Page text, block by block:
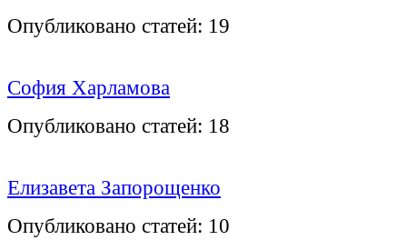
Опубликовано статей: 19
София Харламова
Опубликовано статей: 18
Елизавета Запорощенко
Опубликовано статей: 10